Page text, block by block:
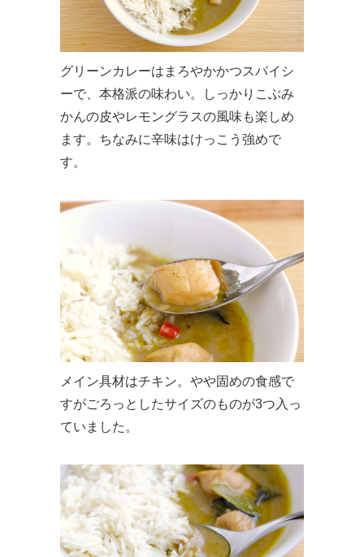
グリーンカレーはまろやかかつスパイシ
ーで、本格派の味わい。しっかりこぶみ
かんの皮やレモングラスの風味も楽しめ
ます。ちなみに辛味はけっこう強めで
す。
メイン具材はチキン。やや固めの食感で
すがごろっとしたサイズのものが3つ入っ
ていました。